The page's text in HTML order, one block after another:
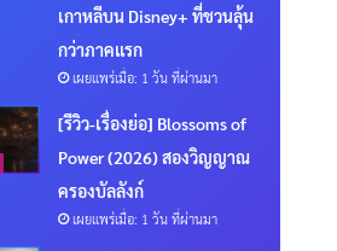
เกาหลีบน Disney+ ที่ชวนลุ้น
กว่าภาคแรก
เผยแพร่เมื่อ: 1 วัน ที่ผ่านมา
[รีวิว-เรื่องย่อ] Blossoms of
Power (2026) สองวิญญาณ
ครองบัลลังก์
เผยแพร่เมื่อ: 1 วัน ที่ผ่านมา